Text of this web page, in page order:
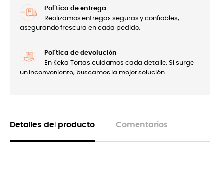
Política de entrega
Realizamos entregas seguras y confiables,
asegurando frescura en cada pedido.
Política de devolución
En Keka Tortas cuidamos cada detalle. Si surge
un inconveniente, buscamos la mejor solución.
Detalles del producto Comentarios